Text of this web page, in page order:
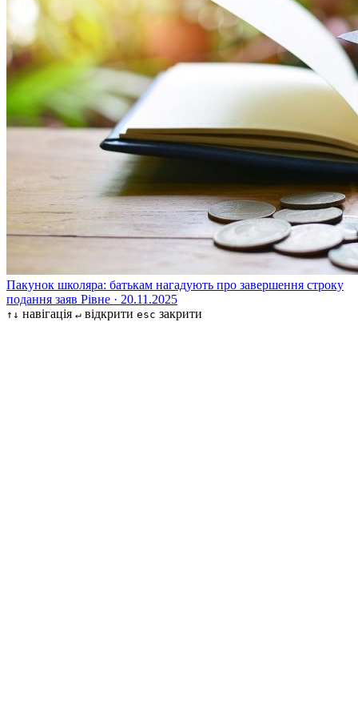
Пакунок школяра: батькам нагадують про завершення строку
подання заяв Рівне · 20.11.2025
↑↓ навігація ↵ відкрити esc закрити